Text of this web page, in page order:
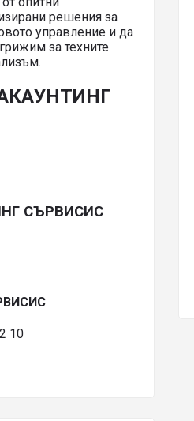
решения за
управление и да
за техните
СЪРВИСИС
10